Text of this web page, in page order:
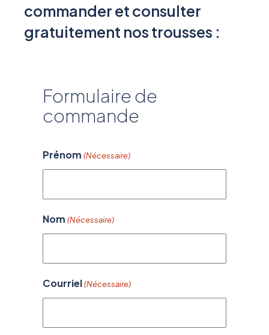
commander et consulter
gratuitement nos trousses :
Formulaire de
commande
Prénom (Nécessaire)
Nom (Nécessaire)
Courriel (Nécessaire)